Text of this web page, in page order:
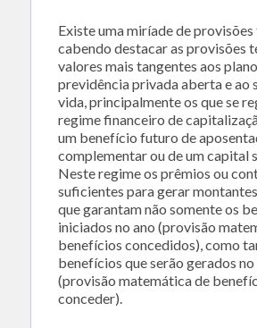
Existe uma miríade de provisões
cabendo destacar as provisões
valores mais tangentes aos
previdência privada aberta e ao
vida, principalmente os que se
regime financeiro de
um benefício futuro de
complementar ou de um capital
Neste regime os prêmios ou
suficientes para gerar
que garantam não somente os
iniciados no ano (provisão
benefícios concedidos), como
benefícios que serão gerados
(provisão matemática de
conceder).